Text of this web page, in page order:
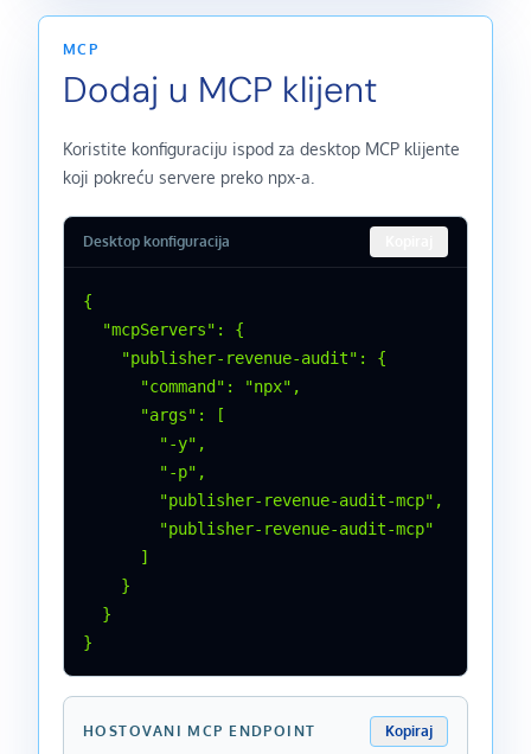
MCP
Dodaj u MCP klijent
Koristite konfiguraciju ispod za desktop MCP klijente
koji pokreću servere preko npx-a.
Desktop konfiguracija
{
  "mcpServers": {
    "publisher-revenue-audit": {
      "command": "npx",
      "args": [
        "-y",
        "-p",
        "publisher-revenue-audit-mcp",
        "publisher-revenue-audit-mcp"
      ]
    }
  }
}
HOSTOVANI MCP ENDPOINT Kopiraj